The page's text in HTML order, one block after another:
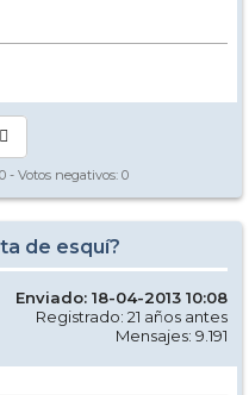
0 - Votos negativos: 0
de esquí?
Enviado: 18-04-2013 10:08
Registrado: 21 años antes
Mensajes: 9.191